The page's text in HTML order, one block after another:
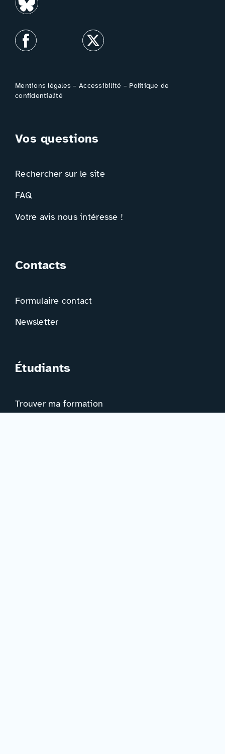
Mentions légales –Accessibilité – Politique de
confidentialité
Vos questions
Rechercher sur le site
FAQ
Votre avis nous intéresse !
Contacts
Formulaire contact
Newsletter
Étudiants
Trouver ma formation